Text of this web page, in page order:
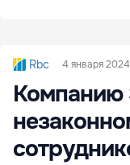
Rbc 4 января
Компанию